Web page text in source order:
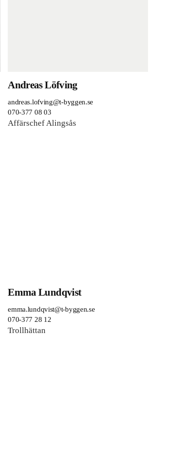
Andreas Löfving
andreas.lofving@t-byggen.se
070-377 08 03
Affärschef Alingsås
Emma Lundqvist
emma.lundqvist@t-byggen.se
070-377 28 12
Trollhättan